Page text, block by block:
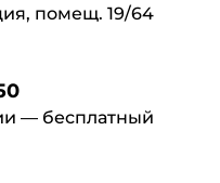
помещ. 19/64
— бесплатный